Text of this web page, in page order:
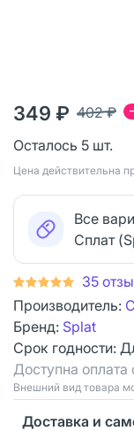
402 ₽
349 ₽
Осталось 5 шт.
Цена действительна
Все
Сплат
35
Производитель:
Бренд: Splat
Срок годности:
Доступна оплата
Bнешний вид товара
Доставка и